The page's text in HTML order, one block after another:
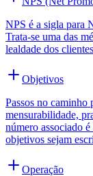
NPS é a sigla para
Trata-se uma das
lealdade dos
Objetivos
Passos no caminho
mensurabilidade,
número associado
objetivos sejam
Operação